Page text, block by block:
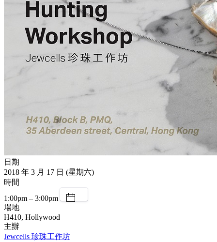
日期
2018 年 3 月 17 日 (星期六)
時間
1:00pm – 3:00pm
場地
H410, Hollywood
主辦
Jewcells 珍珠工作坊